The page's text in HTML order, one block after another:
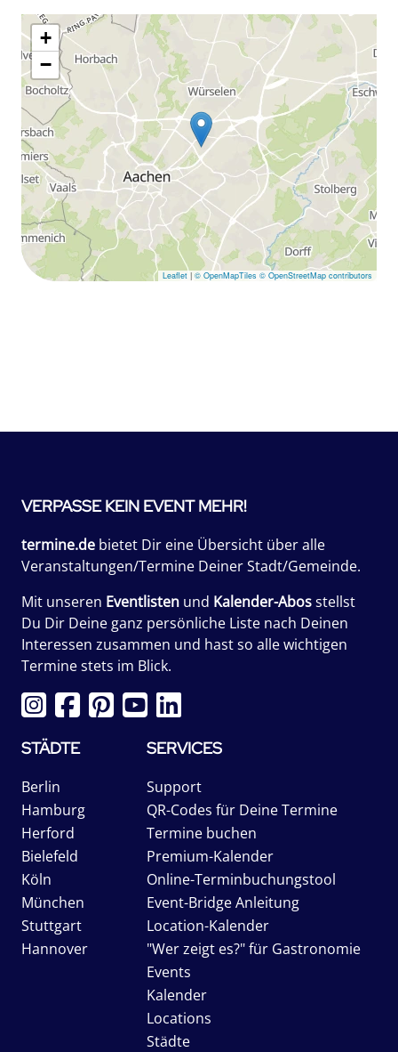
+
−
Leaflet | © OpenMapTiles © OpenStreetMap contributors
VERPASSE KEIN EVENT MEHR!
termine.de bietet Dir eine Übersicht über alle
Veranstaltungen/Termine Deiner Stadt/Gemeinde.
Mit unseren Eventlisten und Kalender-Abosstellst
Du Dir Deine ganz persönliche Liste nach Deinen
Interessen zusammen und hast so alle wichtigen
Termine stets im Blick.
STÄDTE
Berlin
Hamburg
Herford
Bielefeld
Köln
München
Stuttgart
Hannover
SERVICES
Support
QR-Codes für Deine Termine
Termine buchen
Premium-Kalender
Online-Terminbuchungstool
Event-Bridge Anleitung
Location-Kalender
"Wer zeigt es?" für Gastronomie
Events
Kalender
Locations
Städte